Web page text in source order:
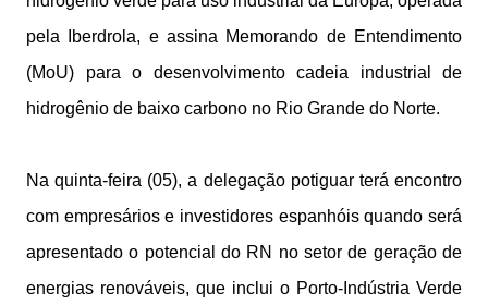
pela Iberdrola, e assina Memorando de Entendimento
(MoU) para o desenvolvimento cadeia industrial de
hidrogênio de baixo carbono no Rio Grande do Norte.
Na quinta-feira (05), a delegação potiguar terá encontro
com empresários e investidores espanhóis quando será
apresentado o potencial do RN no setor de geração de
energias renováveis, que inclui o Porto-Indústria Verde